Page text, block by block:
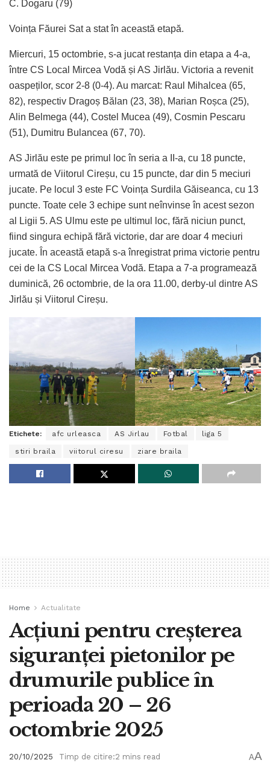
C. Dogaru (79)
Voința Făurei Sat a stat în această etapă.
Miercuri, 15 octombrie, s-a jucat restanța din etapa a 4-a,
între CS Local Mircea Vodă și AS Jirlău. Victoria a revenit
oaspeților, scor 2-8 (0-4). Au marcat: Raul Mihalcea (65,
82), respectiv Dragoș Bălan (23, 38), Marian Roșca (25),
Alin Belmega (44), Costel Mucea (49), Cosmin Pescaru
(51), Dumitru Bulancea (67, 70).
AS Jirlău este pe primul loc în seria a II-a, cu 18 puncte,
urmată de Viitorul Cireșu, cu 15 puncte, dar din 5 meciuri
jucate. Pe locul 3 este FC Voința Surdila Găiseanca, cu 13
puncte. Toate cele 3 echipe sunt neînvinse în acest sezon
al Ligii 5. AS Ulmu este pe ultimul loc, fără niciun punct,
fiind singura echipă fără victorie, dar are doar 4 meciuri
jucate. În această etapă s-a înregistrat prima victorie pentru
cei de la CS Local Mircea Vodă. Etapa a 7-a programează
duminică, 26 octombrie, de la ora 11.00, derby-ul dintre AS
Jirlău și Viitorul Cireșu.
Etichete: afc urleasca AS Jirlau Fotbal liga 5
stiri braila viitorul ciresu ziare braila
Home Actualitate
Acțiuni pentru creșterea
siguranței pietonilor pe
drumurile publice în
perioada 20 – 26
octombrie 2025
20/10/2025 Timp de citire:2 mins read AA